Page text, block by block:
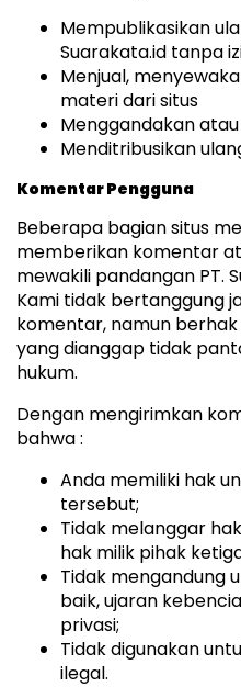
Mempublikasikan
Suarakata.id tanpa
Menjual,
materi dari situs
Menggandakan
Menditribusikan
Komentar Pengguna
Beberapa bagian situs
memberikan komentar
mewakili pandangan PT.
Kami tidak bertanggung
komentar, namun
yang dianggap tidak
hukum.
Dengan mengirimkan
bahwa :
Anda memiliki hak
tersebut;
Tidak melanggar
hak milik pihak
Tidak mengandung
baik, ujaran
privasi;
Tidak digunakan
ilegal.